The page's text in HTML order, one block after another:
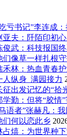
亏书记”李连成
亚夫：阡陌印初
俊武：科技报国
们像草一样扎根
禾林：热血青春
人纵身 满园接力
征出发记忆的“拾
勤：但将“胶情
语者”张赫凡：
们何以恋此乡
占熺：为世界种